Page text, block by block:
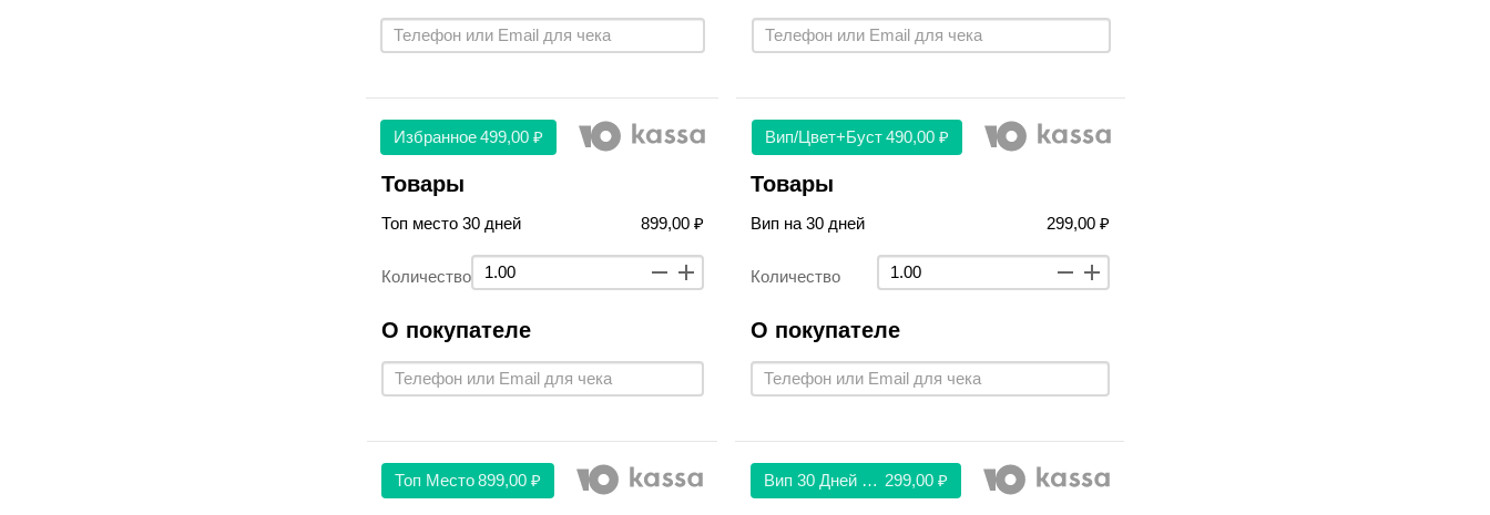
Избранное 499,00 ₽ Вип/цвет+буст 490,00 ₽
Товары
Топ место 30 дней 899,00 ₽
Количество
О покупателе
Топ Место 899,00 ₽
Товары
Вип на 30 дней 299,00 ₽
Количество
О покупателе
Вип 30 Дней 299299,00 ₽